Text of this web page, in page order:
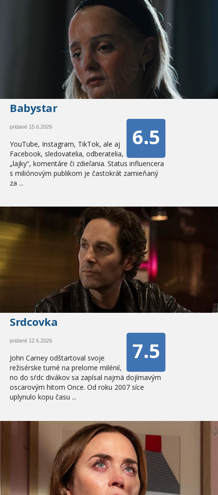
Babystar
6.5
pridané 15.6.2026
YouTube, Instagram, TikTok, ale aj
Facebook, sledovatelia, odberatelia,
„lajky“, komentáre či zdieľania. Status influencera
s miliónovým publikom je častokrát zamieňaný
za ...
Srdcovka
7.5
pridané 12.6.2026
John Carney odštartoval svoje
režisérske turné na prelome milénií,
no do sŕdc divákov sa zapísal najmä dojímavým
oscarovým hitom Once. Od roku 2007 síce
uplynulo kopu času ...